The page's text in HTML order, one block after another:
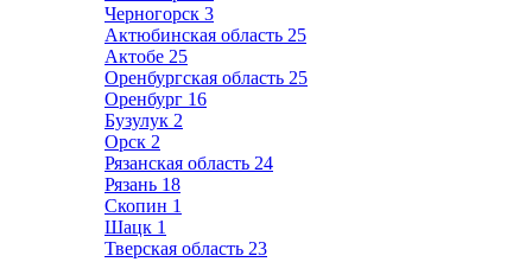
Черногорск 3
Актюбинская область 25
Актобе 25
Оренбургская область 25
Оренбург 16
Бузулук 2
Орск 2
Рязанская область 24
Рязань 18
Скопин 1
Шацк 1
Тверская область 23